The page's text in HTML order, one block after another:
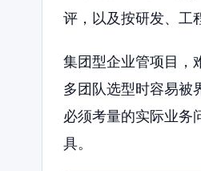
评，以及按研发、工
集团型企业管项目，
多团队选型时容易被
必须考量的实际业务
具。